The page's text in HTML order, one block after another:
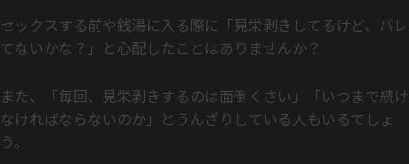
セックスする前や銭湯に入る際に「見栄剥きしてるけど、バレ
てないかな？」と心配したことはありませんか？
また、「毎回、見栄剥きするのは面倒くさい」「いつまで続け
なければならないのか」とうんざりしている人もいるでしょ
う。